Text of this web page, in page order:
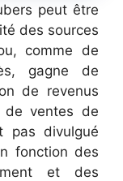
peut être
des sources
comme de
gagne de
de revenus
de ventes de
pas divulgué
fonction des
et des